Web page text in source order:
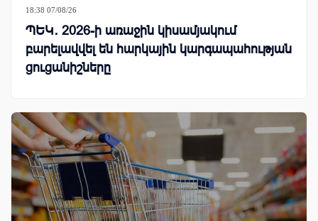
18:38 07/08/26
ՊԵԿ․ 2026-ի առաջին կիսամյակում
բարելավվել են հարկային կարգապահության
ցուցանիշները